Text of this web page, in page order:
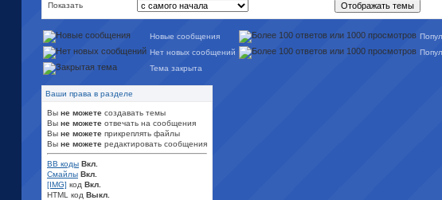
Показать
Новые сообщения
Нет новых сообщений
Тема закрыта
Ваши права в разделе
Вы не можете создавать темы
Вы не можете отвечать на сообщения
Вы не можете прикреплять файлы
Вы не можете редактировать сообщения
BB коды Вкл.
Смайлы Вкл.
[IMG] код Вкл.
HTML код Выкл.